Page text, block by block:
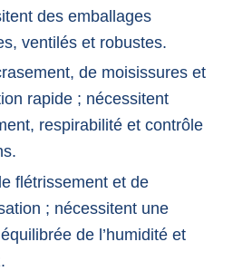
des emballages
ventilés et robustes.
de moisissures et
rapide ; nécessitent
respirabilité et contrôle
flétrissement et de
; nécessitent une
de l’humidité et